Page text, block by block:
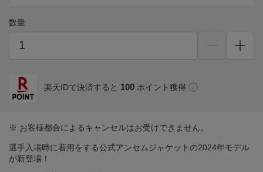
数量
楽天IDで決済すると 100 ポイント獲得
※ お客様都合によるキャンセルはお受けできません。
選手入場時に着用をする公式アンセムジャケットの2024年モデル
が新登場！